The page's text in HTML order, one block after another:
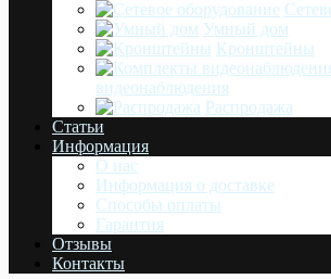
Умный дом
Кронштейны
видеонаблюдения
Распродажа
Статьи
Информация
О нас
Информация о доставке
Cпособы оплаты
Гарантия
Отзывы
Контакты